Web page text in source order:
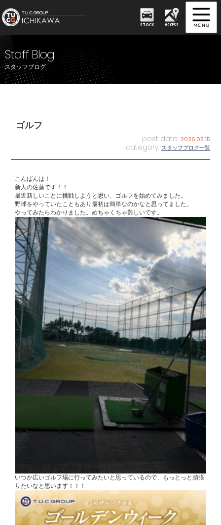
STOCK ACCESS
Staff Blog
スタッフブログ
ゴルフ
post date: 2026.05.15
category: スタッフブログ一覧
こんばんは！
新人の佐藤です！！
最近新しいことに挑戦しようと思い、ゴルフを始めてみました。
野球をやっていたこともあり最初は簡単なのかなと思ってました。
やってみたらわかりました。めちゃくちゃ難しいです。
いつか広いゴルフ場に行ってみたいと思っているので、もっとっと頑張
りたいなと思います！！！